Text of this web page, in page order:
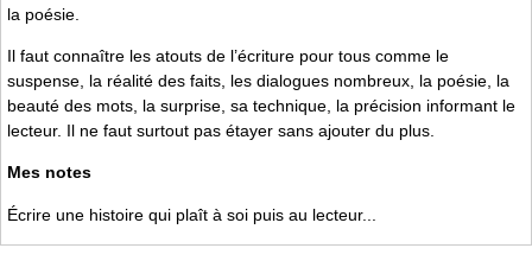
la poésie.
Il faut connaître les atouts de l’écriture pour tous comme le
suspense, la réalité des faits, les dialogues nombreux, la poésie, la
beauté des mots, la surprise, sa technique, la précision informant le
lecteur. Il ne faut surtout pas étayer sans ajouter du plus.
Mes notes
Écrire une histoire qui plaît à soi puis au lecteur...